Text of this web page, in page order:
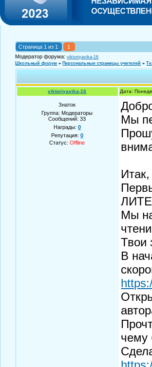
Страница 1 из 1
1
Модератор форума:viktoriyavika-16
Школьный форум » Персональные страницы учителей »
viktoriyavika-16 Дата:
Знаток
Группа: Модераторы
Сообщений:33
Награды: 0
Репутация: 0
Статус:Offline
Мы
Мы
Твои
В
чему